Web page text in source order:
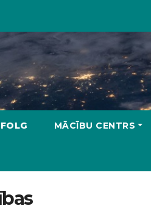
MĀCĪBU CENTRS